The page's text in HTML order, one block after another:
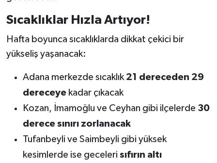
Sıcaklıklar Hızla Artıyor!
Hafta boyunca sıcaklıklarda dikkat çekici bir
yükseliş yaşanacak:
Adana merkezde sıcaklık 21 dereceden 29
dereceyekadar çıkacak
Kozan, İmamoğlu ve Ceyhan gibi ilçelerde 30
derece sınırı zorlanacak
Tufanbeyli ve Saimbeyli gibi yüksek
kesimlerde ise geceleri sıfırın altı